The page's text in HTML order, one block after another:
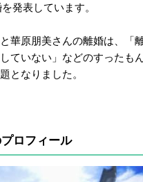
発表しています。
華原朋美さんの離婚は、「
ていない」などのすったも
となりました。
ロフィール